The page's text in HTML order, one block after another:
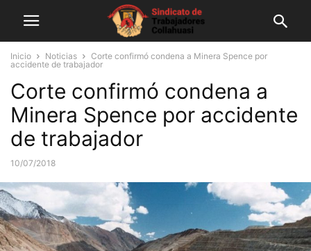
Inicio Noticias
Corte confirmó condena a Minera Spence por
accidente de trabajador
Corte confirmó condena a
Minera Spence por accidente
de trabajador
10/07/2018